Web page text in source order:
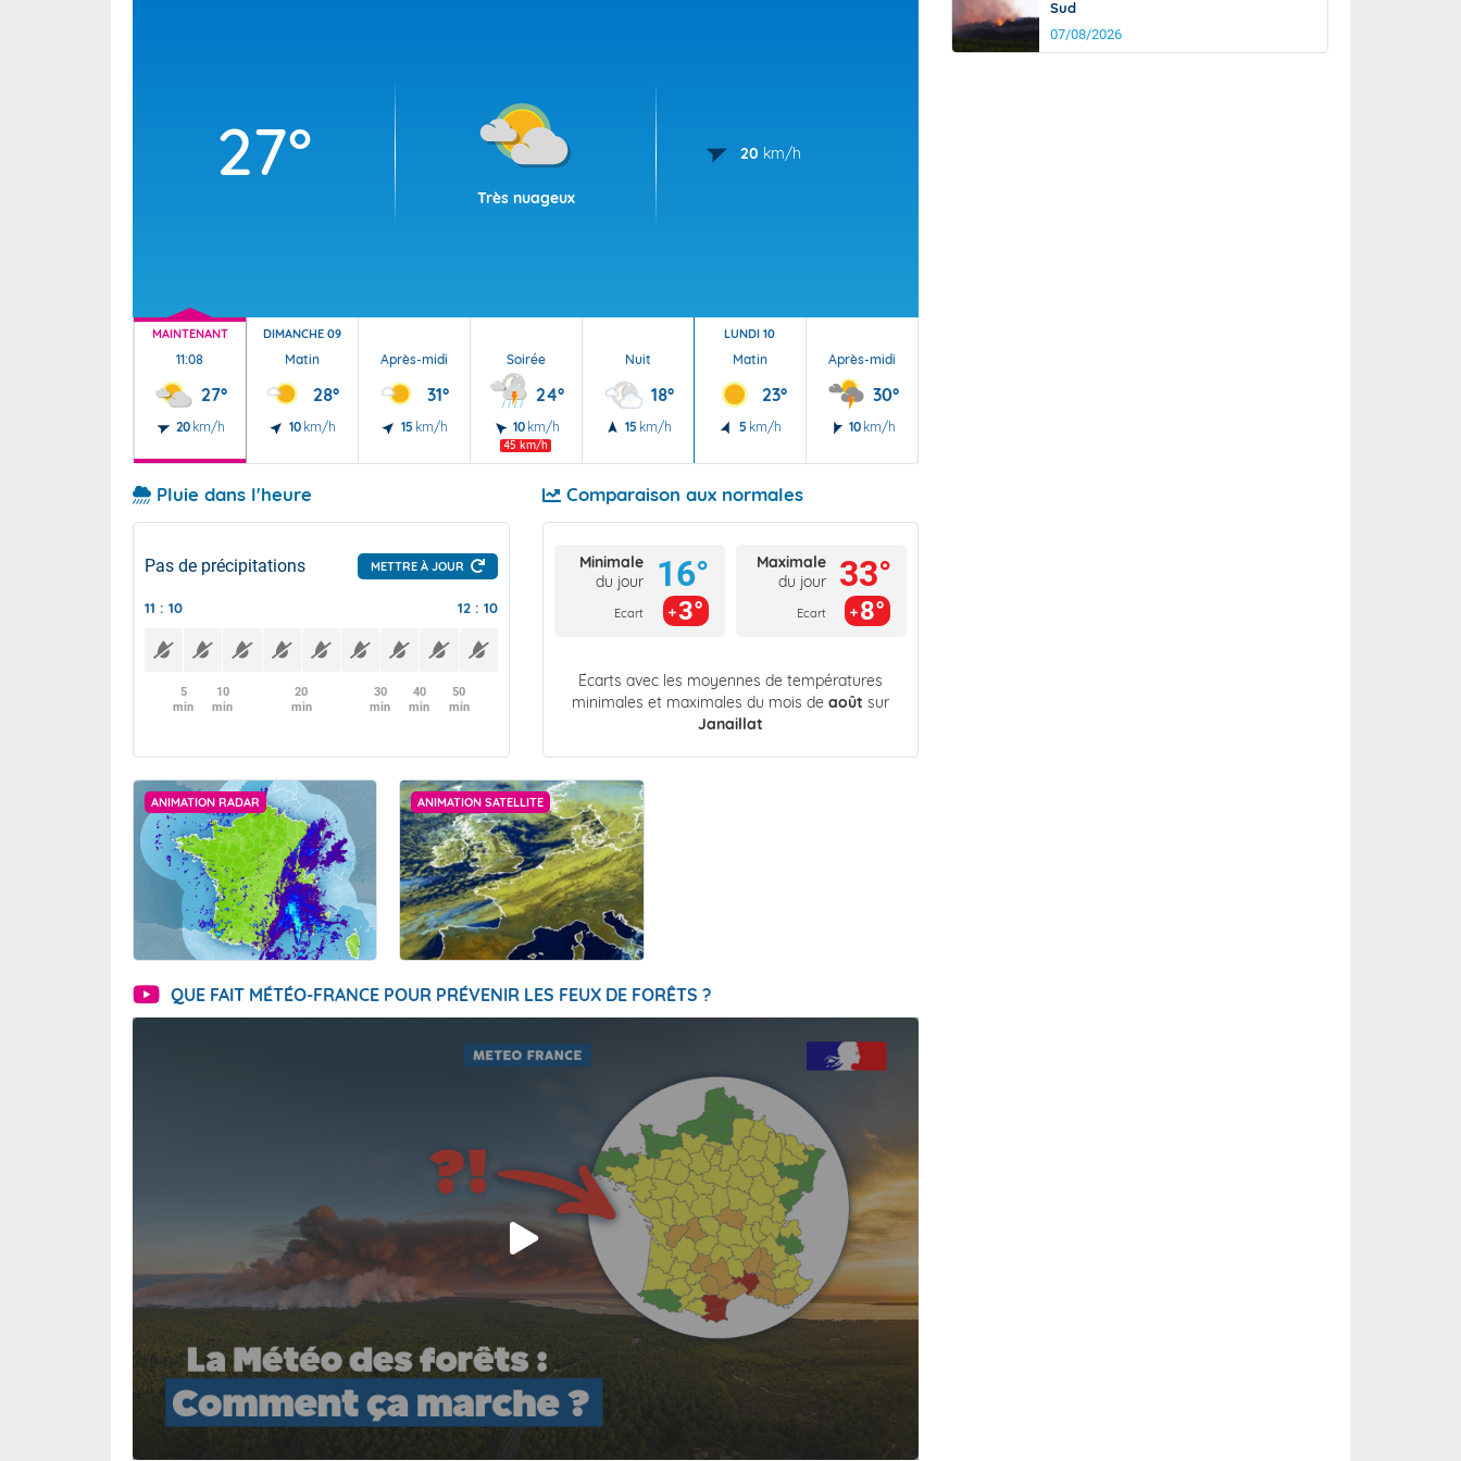
27°
Très nuageux
20 km/h
MAINTENANT
11:08
27°
20 km/h
DIMANCHE 09
Matin
28°
10 km/h
Après-midi
31°
15 km/h
Soirée
24°
10 km/h
45 km/h
Nuit
18°
15 km/h
LUNDI 10
Matin
23°
5 km/h
Après-midi
30°
10 km/h
Pluie dans l'heure
Pas de précipitations METTRE À JOUR
11 : 10 12 : 10
5
min
10
min
20
min
30
min
40
min
50
min
Comparaison aux normales
Minimale
du jour
Ecart
16°
3°
Maximale
du jour
Ecart
33°
8°
Écarts avec les moyennes de températures
minimales et maximales du mois de août sur
Janaillat
ANIMATION RADAR ANIMATION SATELLITE
QUE FAIT MÉTÉO-FRANCE POUR PRÉVENIR LES FEUX DE FORÊTS ?
Sud
07/08/2026